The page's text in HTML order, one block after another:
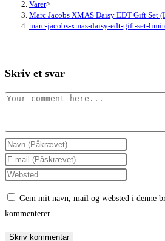
Varer>
Marc Jacobs XMAS Daisy EDT Gift Set
marc-jacobs-xmas-daisy-edt-gift-set-
Skriv et svar
Comment
Enter
your
name
comment
Enter
your
comment
Enter
(optional)
Gem mit navn, mail og websted i denne
kommenterer.